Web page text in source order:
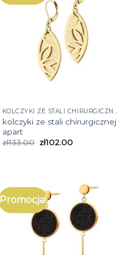
KOLCZYKI ZE STALI CHIRURGICZNEJ APART
kolczyki ze stali chirurgicznej
apart
zł133.00 zł102.00
Promocja!